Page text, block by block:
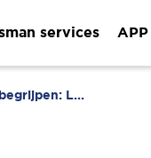
services APP
L...